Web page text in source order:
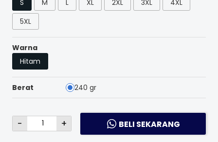
S
M L XL 2XL 3XL
4XL
5XL
Warna
Hitam
Berat 240 gr
- + BELI SEKARANG